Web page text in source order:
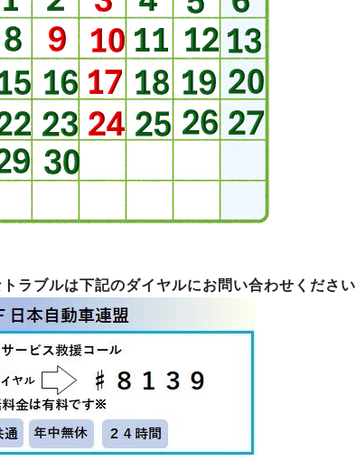
ラブルは下記のダイヤルにお問い合わせください